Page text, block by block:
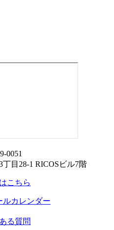
0051
目28-1 RICOSビル7階
こちら